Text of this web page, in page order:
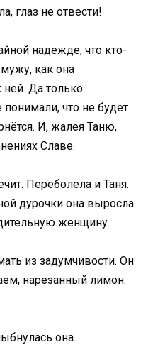
глаз не отвести!
надежде, что кто-
как она
ней. Да только
понимали, что не будет
И, жалея Таню,
Славе.
Переболела и Таня.
дурочки она выросла
женщину.
из задумчивости. Он
нарезанный лимон.
она.